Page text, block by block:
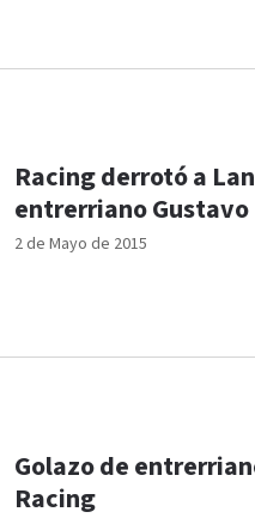
2 de Mayo de 2015
Racing derrotó a
entrerriano Gustavo
Golazo de
Racing